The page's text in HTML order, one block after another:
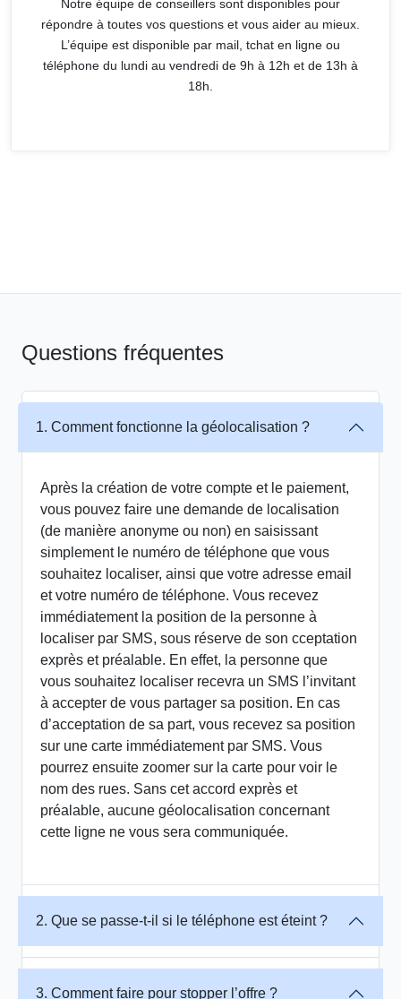
Notre équipe de conseillers sont disponibles pour
répondre à toutes vos questions et vous aider au mieux.
L’équipe est disponible par mail, tchat en ligne ou
téléphone du lundi au vendredi de 9h à 12h et de 13h à
18h.
Questions fréquentes
1. Comment fonctionne la géolocalisation ?
Après la création de votre compte et le paiement,
vous pouvez faire une demande de localisation
(de manière anonyme ou non) en saisissant
simplement le numéro de téléphone que vous
souhaitez localiser, ainsi que votre adresse email
et votre numéro de téléphone. Vous recevez
immédiatement la position de la personne à
localiser par SMS, sous réserve de son cceptation
exprès et préalable. En effet, la personne que
vous souhaitez localiser recevra un SMS l’invitant
à accepter de vous partager sa position. En cas
d’acceptation de sa part, vous recevez sa position
sur une carte immédiatement par SMS. Vous
pourrez ensuite zoomer sur la carte pour voir le
nom des rues. Sans cet accord exprès et
préalable, aucune géolocalisation concernant
cette ligne ne vous sera communiquée.
2. Que se passe-t-il si le téléphone est éteint ?
3. Comment faire pour stopper l’offre ?